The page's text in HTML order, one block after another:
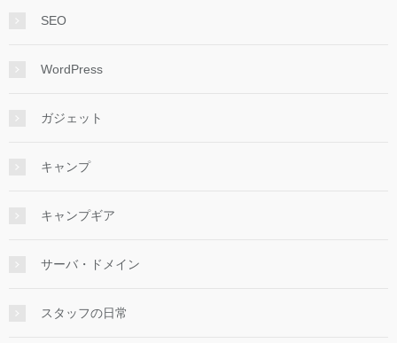
SEO
WordPress
ガジェット
キャンプ
キャンプギア
サーバ・ドメイン
スタッフの日常